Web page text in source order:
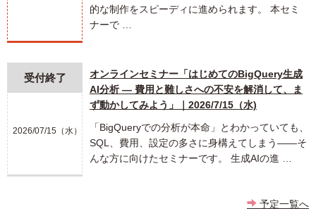
的な制作をスピーディに進められます。 本セミ
ナーで …
受付終了
2026/07/15（水）
オンラインセミナー「はじめてのBigQuery生成
AI分析 ― 費用と難しさへの不安を解消して、ま
ず動かしてみよう」｜2026/7/15（水)
「BigQueryでの分析が本命」とわかっていても、
SQL、費用、設定の多さに身構えてしまう――そ
んな方に向けたセミナーです。 生成AIの進 …
予定一覧へ